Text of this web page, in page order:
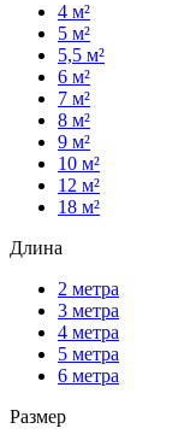
4 м²
5 м²
5,5 м²
6 м²
7 м²
8 м²
9 м²
10 м²
12 м²
18 м²
Длина
2 метра
3 метра
4 метра
5 метра
6 метра
Размер